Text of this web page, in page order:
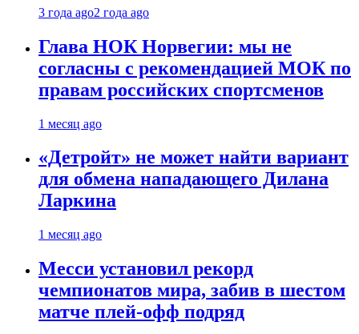
3 года ago2 года ago
Глава НОК Норвегии: мы не
согласны с рекомендацией МОК по
правам российских спортсменов
1 месяц ago
«Детройт» не может найти вариант
для обмена нападающего Дилана
Ларкина
1 месяц ago
Месси установил рекорд
чемпионатов мира, забив в шестом
матче плей‑офф подряд